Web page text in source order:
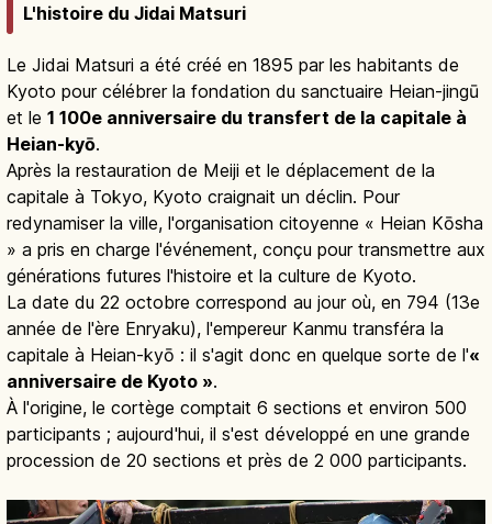
L'histoire du Jidai Matsuri
Le Jidai Matsuri a été créé en 1895 par les habitants de
Kyoto pour célébrer la fondation du sanctuaire Heian-jingū
et le 1 100e anniversaire du transfert de la capitale à
Heian-kyō.
Après la restauration de Meiji et le déplacement de la
capitale à Tokyo, Kyoto craignait un déclin. Pour
redynamiser la ville, l'organisation citoyenne « Heian Kōsha
» a pris en charge l'événement, conçu pour transmettre aux
générations futures l'histoire et la culture de Kyoto.
La date du 22 octobre correspond au jour où, en 794 (13e
année de l'ère Enryaku), l'empereur Kanmu transféra la
capitale à Heian-kyō : il s'agit donc en quelque sorte de l'«
anniversaire de Kyoto ».
À l'origine, le cortège comptait 6 sections et environ 500
participants ; aujourd'hui, il s'est développé en une grande
procession de 20 sections et près de 2 000 participants.